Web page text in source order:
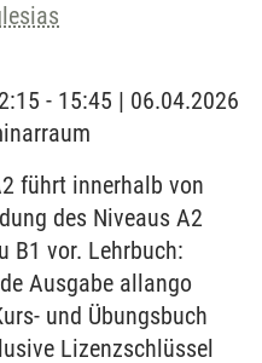
- 15:45 | 06.04.2026
führt innerhalb von
des Niveaus A2
B1 vor. Lehrbuch:
Ausgabe allango
und Übungsbuch
Lizenzschlüssel